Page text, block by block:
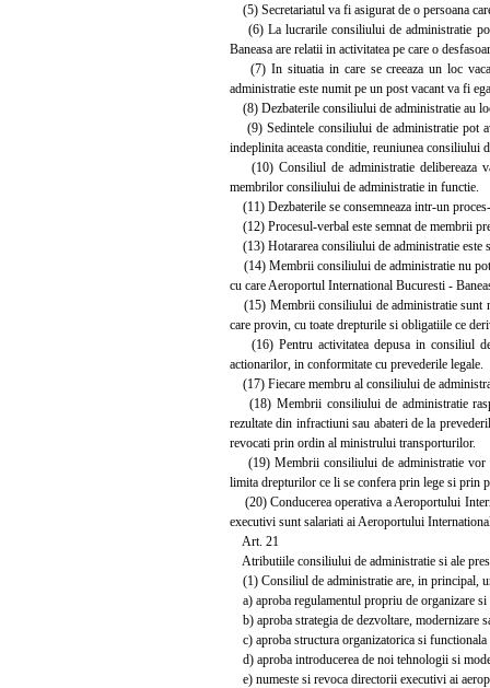
(5) Secretariatul va fi asigurat de o persoana
(6) La lucrarile consiliului de administratie
Baneasa are relatii in activitatea pe care o
(7) In situatia in care se creeaza un loc
administratie este numit pe un post vacant va fi
(8) Dezbaterile consiliului de administratie au
(9) Sedintele consiliului de administratie pot
indeplinita aceasta conditie, reuniunea consiliului
(10) Consiliul de administratie delibereaza
membrilor consiliului de administratie in functie.
(11) Dezbaterile se consemneaza intr-un
(12) Procesul-verbal este semnat de membrii
(13) Hotararea consiliului de administratie este
(14) Membrii consiliului de administratie nu pot
cu care Aeroportul International Bucuresti -
(15) Membrii consiliului de administratie sunt
care provin, cu toate drepturile si obligatiile ce
(16) Pentru activitatea depusa in consiliul de
actionarilor, in conformitate cu prevederile legale.
(17) Fiecare membru al consiliului de
(18) Membrii consiliului de administratie
rezultate din infractiuni sau abateri de la
revocati prin ordin al ministrului transporturilor.
(19) Membrii consiliului de administratie vor
limita drepturilor ce li se confera prin lege si prin
(20) Conducerea operativa a Aeroportului
executivi sunt salariati ai Aeroportului
Art. 21
Atributiile consiliului de administratie si ale
(1) Consiliul de administratie are, in principal,
a) aproba regulamentul propriu de organizare si
b) aproba strategia de dezvoltare, modernizare
c) aproba structura organizatorica si functionala
d) aproba introducerea de noi tehnologii si
e) numeste si revoca directorii executivi ai